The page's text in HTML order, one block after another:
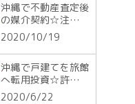
沖縄で不動産査定後
の媒介契約☆注意ポ
イントと３つの種類
2020/10/19
沖縄で戸建てを旅館
へ転用投資☆許可に
不可避な消防法
2020/6/22